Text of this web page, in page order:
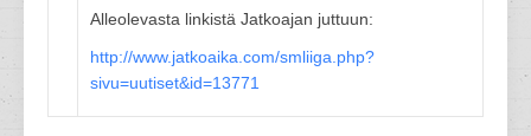
Alleolevasta linkistä Jatkoajan juttuun:
http://www.jatkoaika.com/smliiga.php?
sivu=uutiset&id=13771